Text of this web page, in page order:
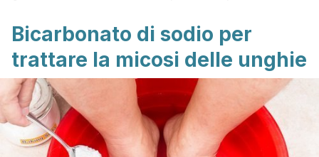
Bicarbonato di sodio per
trattare la micosi delle unghie